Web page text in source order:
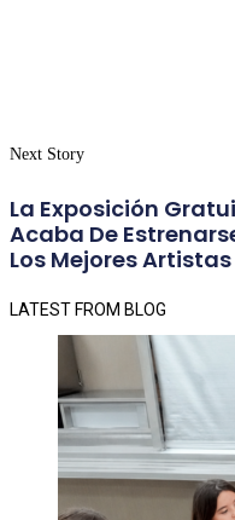
Next Story
La Exposición
Acaba De
Los Mejores
LATEST FROM BLOG